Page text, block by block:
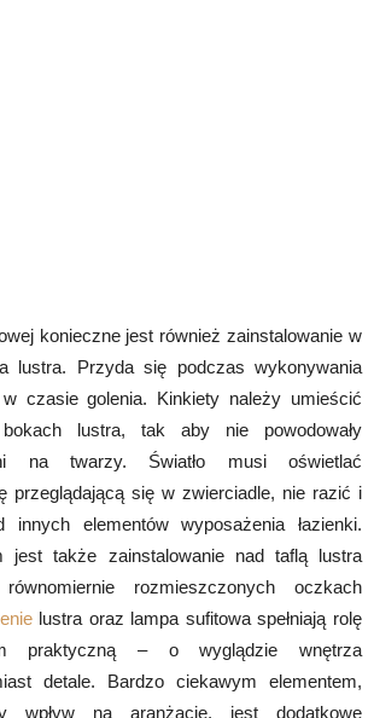
konieczne jest również zainstalowanie w
lustra. Przyda się podczas wykonywania
czasie golenia. Kinkiety należy umieścić
lustra, tak aby nie powodowały
na twarzy. Światło musi oświetlać
przeglądającą się w zwierciadle, nie razić i
elementów wyposażenia łazienki.
jest także zainstalowanie nad taflą lustra
rozmieszczonych oczkach
lustra oraz lampa sufitowa spełniają rolę
praktyczną – o wyglądzie wnętrza
detale. Bardzo ciekawym elementem,
wpływ na aranżację, jest dodatkowe